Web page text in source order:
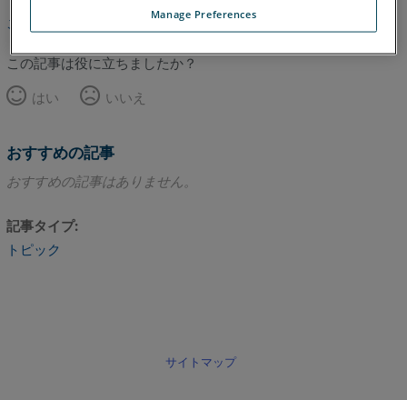
このページのトップへ
この記事は役に立ちましたか？
はい
いいえ
おすすめの記事
おすすめの記事はありません。
記事タイプ
トピック
サイトマップ
Manage Preferences